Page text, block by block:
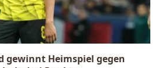
gewinnt Heimspiel gegen